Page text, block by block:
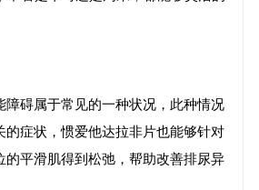
碍属于常见的一种状况，此种情况
症状，惯爱他达拉非片也能够针对
平滑肌得到松弛，帮助改善排尿异